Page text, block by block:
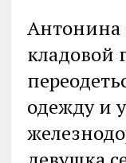
Антонина
кладовой
одежду и